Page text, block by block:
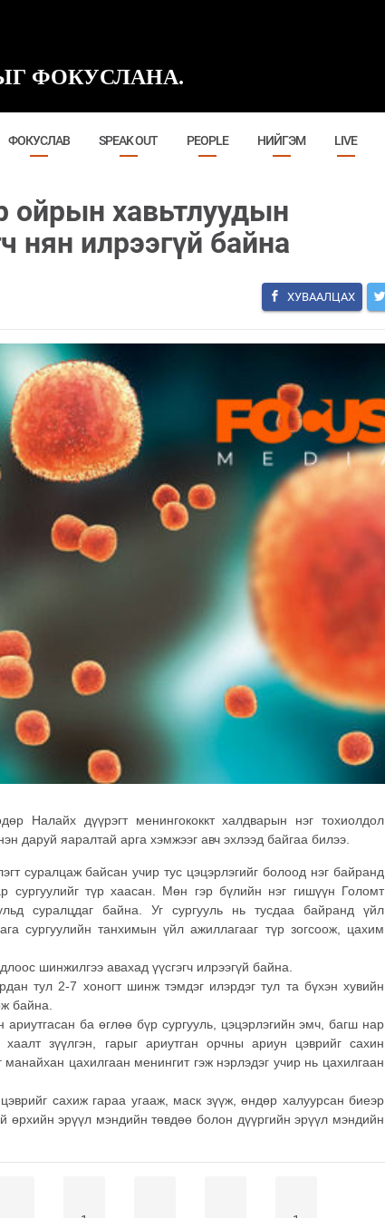
ФОКУСЛАНА.
ФОКУСЛАВ SPEAK OUT PEOPLE НИЙГЭМ LIVE
ойрын хавьтлуудын
нян илрээгүй байна
ХУВААЛЦАХ
Налайх дүүрэгт менингококкт халдварын нэг тохиолдол
даруй яаралтай арга хэмжээг авч эхлээд байгаа билээ.
суралцаж байсан учир тус цэцэрлэгийг болоод нэг байранд
сургуулийг түр хаасан. Мөн гэр бүлийн нэг гишүүн Голомт
суралцдаг байна. Уг сургууль нь тусдаа байранд үйл
сургуулийн танхимын үйл ажиллагааг түр зогсоож, цахим
шинжилгээ авахад үүсгэгч илрээгүй байна.
тул 2-7 хоногт шинж тэмдэг илэрдэг тул та бүхэн хувийн
байна.
ариутгасан ба өглөө бүр сургууль, цэцэрлэгийн эмч, багш нар
зүүлгэн, гарыг ариутган орчны ариун цэврийг сахин
цахилгаан менингит гэж нэрлэдэг учир нь цахилгаан
сахиж гараа угааж, маск зүүж, өндөр халуурсан биеэр
өрхийн эрүүл мэндийн төвдөө болон дүүргийн эрүүл мэндийн